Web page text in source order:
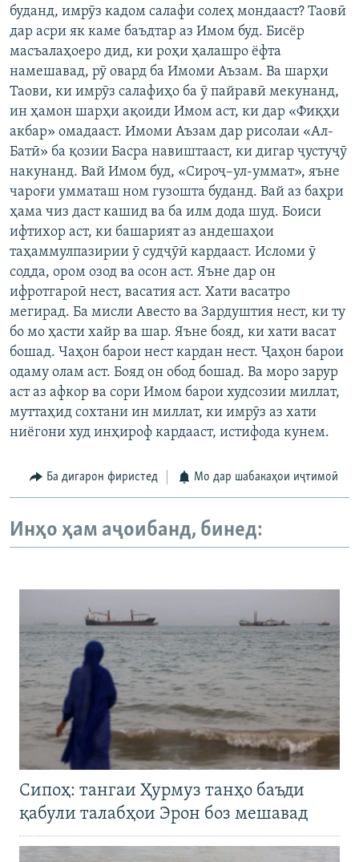
буданд, имрӯз кадом салафи солеҳ мондааст? Таовӣ
дар асри як каме баъдтар аз Имом буд. Бисёр
масъалаҳоеро дид, ки роҳи ҳалашро ёфта
намешавад, рӯ овард ба Имоми Аъзам. Ва шарҳи
Таови, ки имрӯз салафиҳо ба ӯ пайравӣ мекунанд,
ин ҳамон шарҳи ақоиди Имом аст, ки дар «Фиқҳи
акбар» омадааст. Имоми Аъзам дар рисолаи «Ал-
Батӣ» ба қозии Басра навиштааст, ки дигар ҷустуҷӯ
накунанд. Вай Имом буд, «Сироҷ–ул-уммат», яъне
чароғи умматаш ном гузошта буданд. Вай аз баҳри
ҳама чиз даст кашид ва ба илм дода шуд. Боиси
ифтихор аст, ки башарият аз андешаҳои
таҳаммулпазирии ӯ судҷӯӣ кардааст. Исломи ӯ
содда, ором озод ва осон аст. Яъне дар он
ифротгароӣ нест, васатия аст. Хати васатро
мегирад. Ба мисли Авесто ва Зардуштия нест, ки ту
бо мо ҳасти хайр ва шар. Яъне бояд, ки хати васат
бошад. Чаҳон барои нест кардан нест. Ҷаҳон барои
одаму олам аст. Бояд он обод бошад. Ва моро зарур
аст аз афкор ва сори Имом барои худсозии миллат,
муттаҳид сохтани ин миллат, ки имрӯз аз хати
ниёгони худ инҳироф кардааст, истифода кунем.
Ба дигарон фиристед Мо дар шабакаҳои иҷтимоӣ
Инҳо ҳам аҷоибанд, бинед:
Сипоҳ: тангаи Ҳурмуз танҳо баъди
қабули талабҳои Эрон боз мешавад